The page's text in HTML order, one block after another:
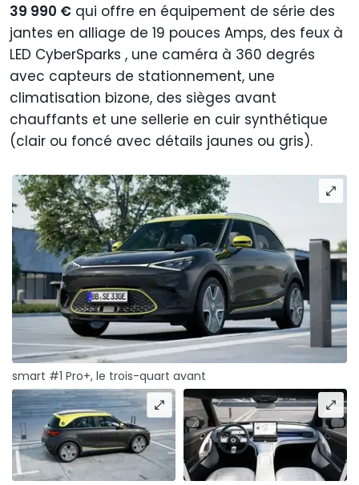
39 990 € qui offre en équipement de série des
jantes en alliage de 19 pouces Amps, des feux à
LED CyberSparks , une caméra à 360 degrés
avec capteurs de stationnement, une
climatisation bizone, des sièges avant
chauffants et une sellerie en cuir synthétique
(clair ou foncé avec détails jaunes ou gris).
smart #1 Pro+, le trois-quart avant